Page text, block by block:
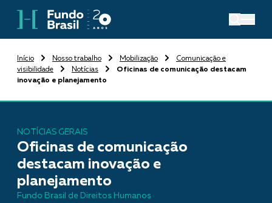
Início Nosso trabalho Mobilização
Comunicação e
visibilidade
Notícias
Oficinas de comunicação destacam
inovação e planejamento
NOTÍCIAS GERAIS
Oficinas de comunicação
destacam inovação e
planejamento
Fundo Brasil de Direitos Humanos